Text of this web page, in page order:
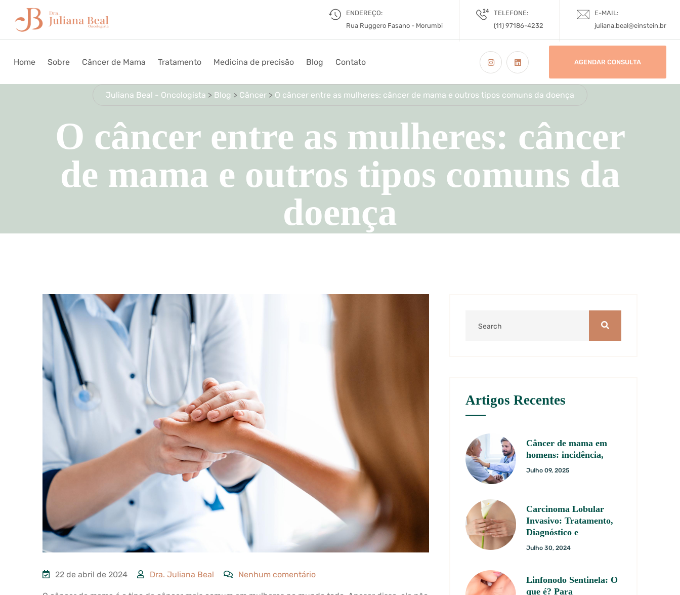
ENDEREÇO:
Rua Ruggero Fasano - Morumbi
TELEFONE:
(11) 97186-4232
E-MAIL:
juliana.beal@einstein.br
Home Sobre Câncer de Mama Tratamento Medicina de precisão Blog Contato AGENDAR CONSULTA
Juliana Beal - Oncologista > Blog > Câncer > O câncer entre as mulheres: câncer de mama e outros tipos comuns da doença
O câncer entre as mulheres: câncer
de mama e outros tipos comuns da
doença
22 de abril de 2024 Dra. Juliana Beal Nenhum comentário
Artigos Recentes
Câncer de mama em
homens: incidência,
Julho 09, 2025
Carcinoma Lobular
Invasivo: Tratamento,
Diagnóstico e
Julho 30, 2024
Linfonodo Sentinela: O
que é? Para